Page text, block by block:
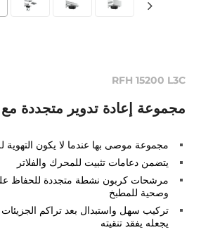
RFH 15200 L3C
مجموعة إعادة تدوير متجددة مع
مجموعة موصى بها عندما لا يكون التهوية
يتضمن دعامات تثبيت للمحرك والفلاتر
مرشحات كربون نشطة متجددة للحفاظ
وصحية للمطبخ
تركيب سهل واستبدال بعد تراكم الجزيئات
يجعله يفقد تنقيته